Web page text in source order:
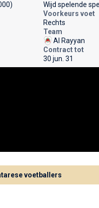
Wijd spelende
Voorkeurs voet
Rechts
Team
Al Rayyan
Contract tot
30 jun. 31
voetballers